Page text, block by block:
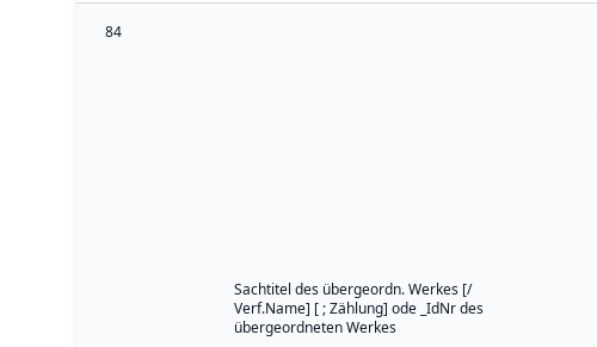
84
Sachtitel des übergeordn. Werkes [/
Verf.Name] [ ; Zählung] ode _IdNr des
übergeordneten Werkes